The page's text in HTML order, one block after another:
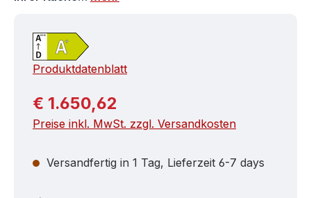
Produktdatenblatt
Regulärer Preis:
€ 1.650,62
Preise inkl. MwSt. zzgl. Versandkosten
Versandfertig in 1 Tag, Lieferzeit 6-7 days